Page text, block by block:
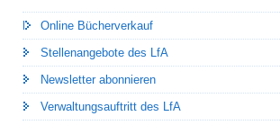
Online Bücherverkauf
Stellenangebote des LfA
Newsletter abonnieren
Verwaltungsauftritt des LfA